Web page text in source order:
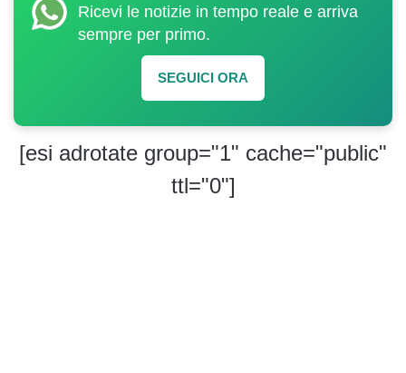
Ricevi le notizie in tempo reale e arriva
sempre per primo.
SEGUICI ORA
[esi adrotate group="1" cache="public"
ttl="0"]